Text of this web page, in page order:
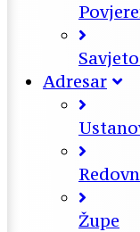
Adresar
Župe